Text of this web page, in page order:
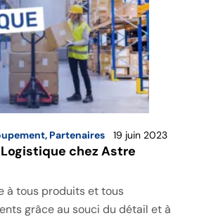
, Partenaires 19 juin 2023
chez Astre
à tous produits et tous
grâce au souci du détail et à